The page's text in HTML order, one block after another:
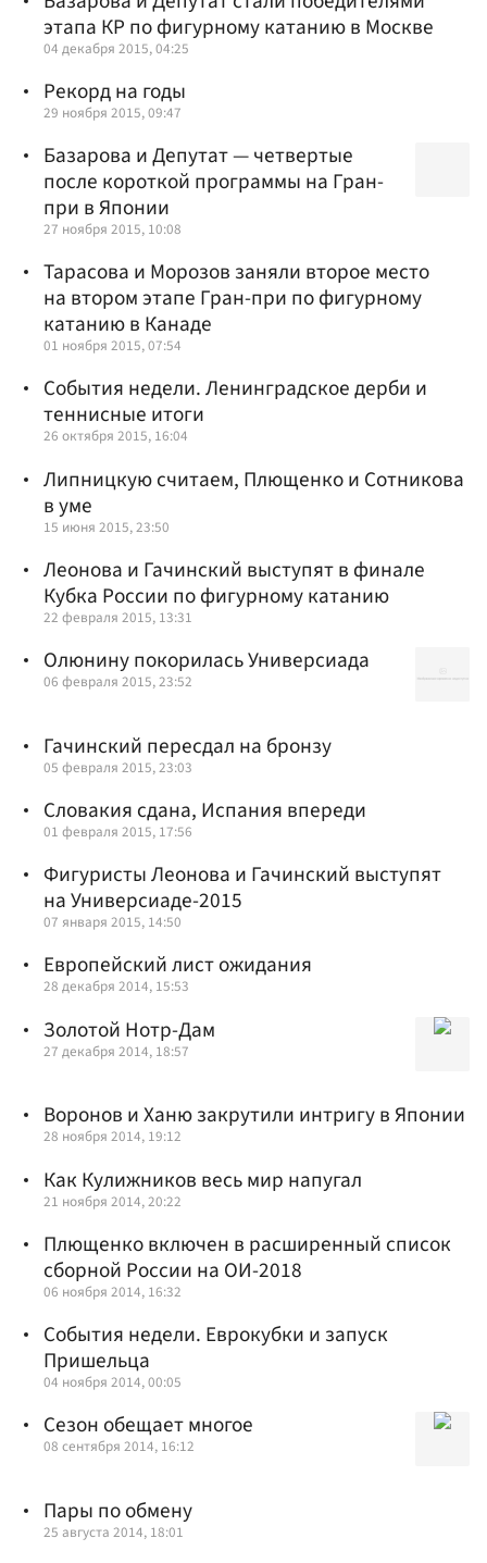
этапа КР по фигурному катанию в Москве
04 декабря 2015, 04:25
Рекорд на годы
29 ноября 2015, 09:47
Базарова и Депутат — четвертые
после короткой программы на Гран-
при в Японии
27 ноября 2015, 10:08
Тарасова и Морозов заняли второе место
на втором этапе Гран-при по фигурному
катанию в Канаде
01 ноября 2015, 07:54
События недели. Ленинградское дерби и
теннисные итоги
26 октября 2015, 16:04
Липницкую считаем, Плющенко и Сотникова
в уме
15 июня 2015, 23:50
Леонова и Гачинский выступят в финале
Кубка России по фигурному катанию
22 февраля 2015, 13:31
Олюнину покорилась Универсиада
06 февраля 2015, 23:52
Гачинский пересдал на бронзу
05 февраля 2015, 23:03
Словакия сдана, Испания впереди
01 февраля 2015, 17:56
Фигуристы Леонова и Гачинский выступят
на Универсиаде-2015
07 января 2015, 14:50
Европейский лист ожидания
28 декабря 2014, 15:53
Золотой Нотр-Дам
27 декабря 2014, 18:57
Воронов и Ханю закрутили интригу в Японии
28 ноября 2014, 19:12
Как Кулижников весь мир напугал
21 ноября 2014, 20:22
Плющенко включен в расширенный список
сборной России на ОИ-2018
06 ноября 2014, 16:32
События недели. Еврокубки и запуск
Пришельца
04 ноября 2014, 00:05
Сезон обещает многое
08 сентября 2014, 16:12
Пары по обмену
25 августа 2014, 18:01